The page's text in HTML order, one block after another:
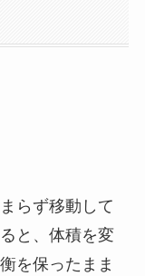
らず移動して
と、体積を変
を保ったまま